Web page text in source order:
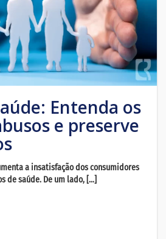
Entenda os
e preserve
a insatisfação dos consumidores
de saúde. De um lado, […]